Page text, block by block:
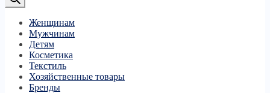
Женщинам
Мужчинам
Детям
Косметика
Текстиль
Хозяйственные товары
Бренды